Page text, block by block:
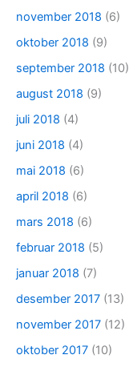
november 2018 (6)
oktober 2018 (9)
september 2018 (10)
august 2018 (9)
juli 2018 (4)
juni 2018 (4)
mai 2018 (6)
april 2018 (6)
mars 2018 (6)
februar 2018 (5)
januar 2018 (7)
desember 2017 (13)
november 2017 (12)
oktober 2017 (10)